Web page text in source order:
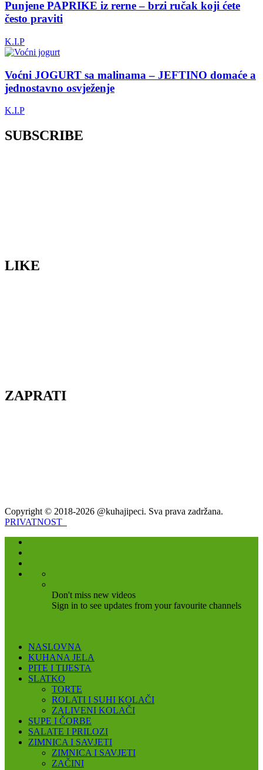
Punjene PAPRIKE iz rerne – brzi ručak koji ćete
često praviti
K.I.P
Voćni JOGURT sa malinama – JEFTINO domaće a
jednostavno osvježenje
K.I.P
SUBSCRIBE
LIKE
ZAPRATI
Copyright © 2018-2026 @kuhajipeci. Sva prava zadržana.
PRIVATNOST
Don't miss new videos
Sign in to see updates from your favourite channels
NASLOVNA
KUHANA JELA
PITE I TIJESTA
SLATKO
TORTE
ROLATI I SUHI KOLAČI
ZALIVENI KOLAČI
SUPE I ČORBE
SALATE I PRILOZI
ZIMNICA I SAVJETI
ZIMNICA I SAVJETI
ZAČINI